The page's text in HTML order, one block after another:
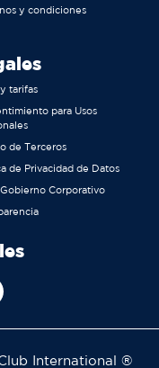
y condiciones
tarifas
para Usos
de Terceros
de Privacidad de Datos
Corporativo
International ®